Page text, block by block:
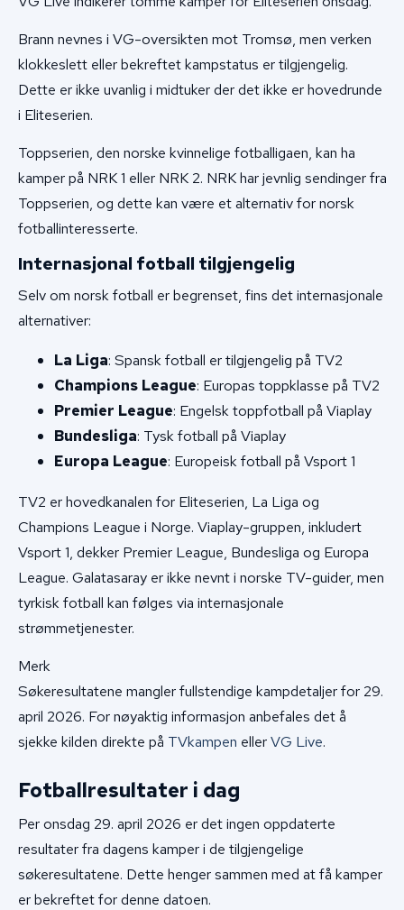
Brann nevnes i VG-oversikten mot Tromsø, men verken
klokkeslett eller bekreftet kampstatus er tilgjengelig.
Dette er ikke uvanlig i midtuker der det ikke er hovedrunde
i Eliteserien.
Toppserien, den norske kvinnelige fotballigaen, kan ha
kamper på NRK 1 eller NRK 2. NRK har jevnlig sendinger fra
Toppserien, og dette kan være et alternativ for norsk
fotballinteresserte.
Internasjonal fotball tilgjengelig
Selv om norsk fotball er begrenset, fins det internasjonale
alternativer:
La Liga: Spansk fotball er tilgjengelig på TV2
Champions League: Europas toppklasse på TV2
Premier League: Engelsk toppfotball på Viaplay
Bundesliga: Tysk fotball på Viaplay
Europa League: Europeisk fotball på Vsport 1
TV2 er hovedkanalen for Eliteserien, La Liga og
Champions League i Norge. Viaplay-gruppen, inkludert
Vsport 1, dekker Premier League, Bundesliga og Europa
League. Galatasaray er ikke nevnt i norske TV-guider, men
tyrkisk fotball kan følges via internasjonale
strømmetjenester.
Merk
Søkeresultatene mangler fullstendige kampdetaljer for 29.
april 2026. For nøyaktig informasjon anbefales det å
sjekke kilden direkte på TVkampen ellerVG Live.
Fotballresultater i dag
Per onsdag 29. april 2026 er det ingen oppdaterte
resultater fra dagens kamper i de tilgjengelige
søkeresultatene. Dette henger sammen med at få kamper
er bekreftet for denne datoen.